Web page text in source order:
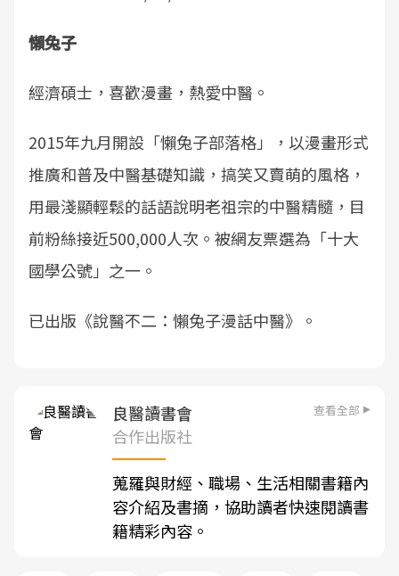
懶兔子
經濟碩士，喜歡漫畫，熱愛中醫。
2015年九月開設「懶兔子部落格」，以漫畫形式
推廣和普及中醫基礎知識，搞笑又賣萌的風格，
用最淺顯輕鬆的話語說明老祖宗的中醫精髓，目
前粉絲接近500,000人次。被網友票選為「十大
國學公號」之一。
已出版《說醫不二：懶兔子漫話中醫》。
良醫讀書會 查看全部
合作出版社
蒐羅與財經、職場、生活相關書籍內
容介紹及書摘，協助讀者快速閱讀書
籍精彩內容。